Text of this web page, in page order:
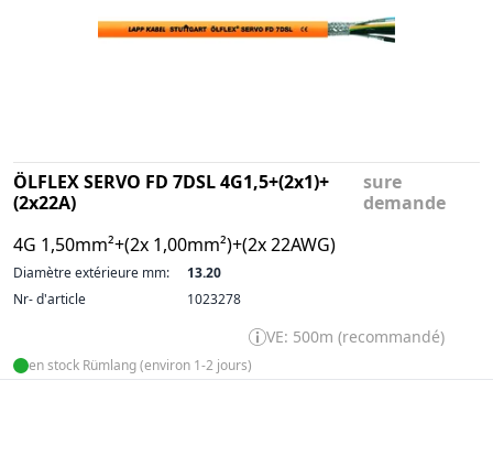
ÖLFLEX SERVO FD 7DSL 4G1,5+(2x1)+
(2x22A)
4G 1,50mm²+(2x 1,00mm²)+(2x 22AWG)
sure
demande
Diamètre extérieure mm:
13.20
Nr- d'article
1023278
VE: 500m (recommandé)
en stock Rümlang (environ 1-2 jours)